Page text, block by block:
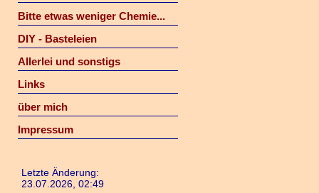
Bitte etwas weniger Chemie...
DIY - Basteleien
Allerlei und sonstigs
Links
über mich
Impressum
Letzte Änderung:
23.07.2026, 02:49